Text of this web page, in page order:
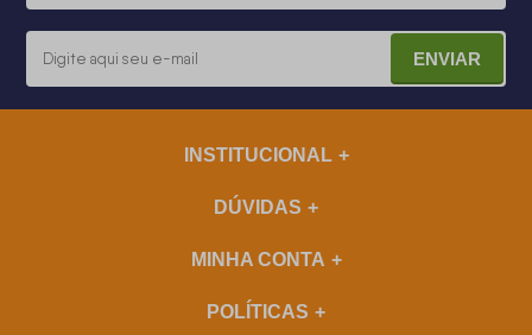
ENVIAR
INSTITUCIONAL
DÚVIDAS
MINHA CONTA
POLÍTICAS